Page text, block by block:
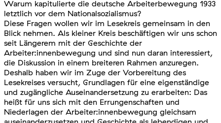
Warum kapitulierte die deutsche Arbeiterbewegung 1933
letztlich vor dem Nationalsozialismus?
Diese Fragen wollen wir im Lesekreis gemeinsam in den
Blick nehmen. Als kleiner Kreis beschäftigen wir uns schon
seit Längerem mit der Geschichte der
Arbeiter:innenbewegung und sind nun daran interessiert,
die Diskussion in einem breiteren Rahmen anzuregen.
Deshalb haben wir im Zuge der Vorbereitung des
Lesekreises versucht, Grundlagen für eine eigenständige
und zugängliche Auseinandersetzung zu erarbeiten: Das
heißt für uns sich mit den Errungenschaften und
Niederlagen der Arbeiter:innenbewegung gleichsam